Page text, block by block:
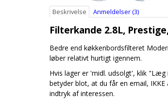
Beskrivelse Anmeldelser (3)
Filterkande 2.8L,
Bedre end køkkenbordsfilteret
løber relativt hurtigt igennem.
Hvis lager er 'midl. udsolgt', klik
betyder blot, at du får en email,
indtryk af interessen.